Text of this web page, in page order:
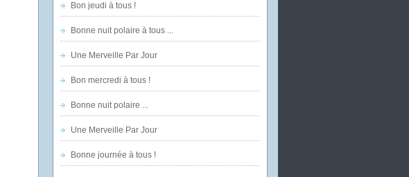
Bon jeudi à tous !
Bonne nuit polaire à tous ...
Une Merveille Par Jour
Bon mercredi à tous !
Bonne nuit polaire ...
Une Merveille Par Jour
Bonne journée à tous !